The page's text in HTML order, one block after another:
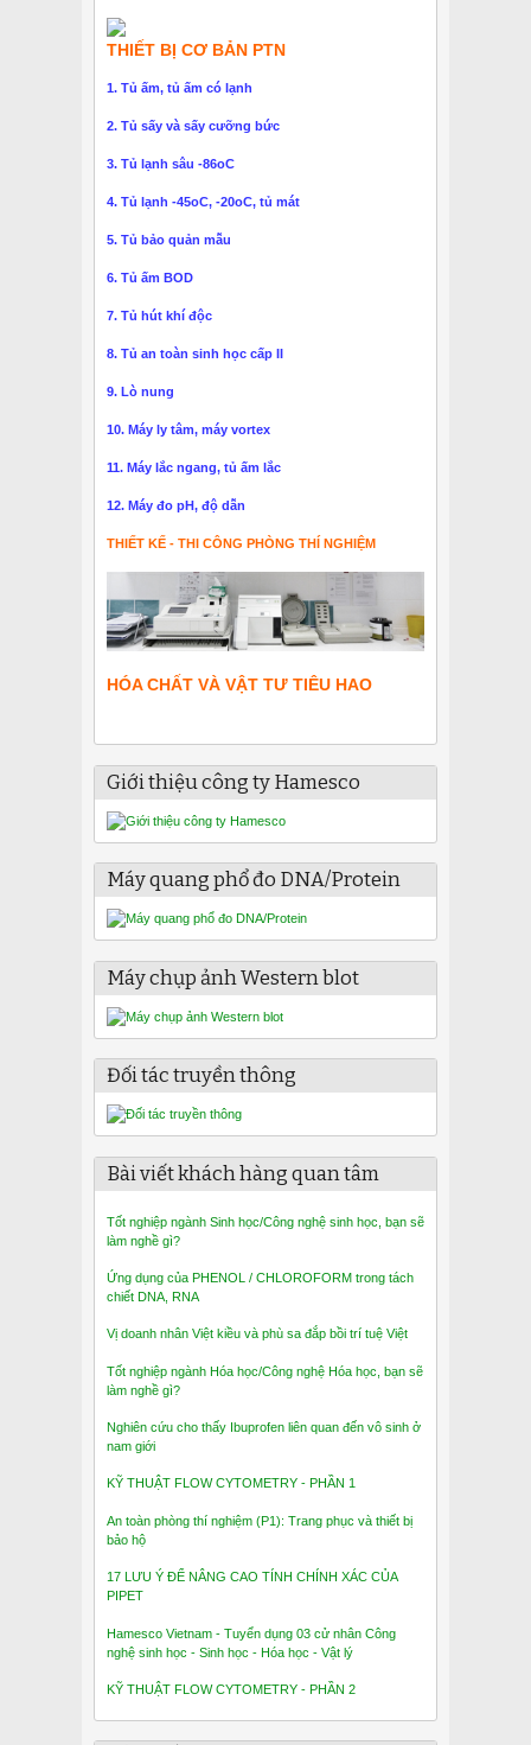
THIẾT BỊ CƠ BẢN PTN
1. Tủ ấm, tủ ấm có lạnh
2. Tủ sấy và sấy cưỡng bức
3. Tủ lạnh sâu -86oC
4. Tủ lạnh -45oC, -20oC, tủ mát
5. Tủ bảo quản mẫu
6. Tủ ấm BOD
7. Tủ hút khí độc
8. Tủ an toàn sinh học cấp II
9. Lò nung
10. Máy ly tâm, máy vortex
11. Máy lắc ngang, tủ ấm lắc
12. Máy đo pH, độ dẫn
THIẾT KẾ - THI CÔNG PHÒNG THÍ NGHIỆM
HÓA CHẤT VÀ VẬT TƯ TIÊU HAO
Giới thiệu công ty Hamesco
Máy quang phổ đo DNA/Protein
Máy chụp ảnh Western blot
Đối tác truyền thông
Bài viết khách hàng quan tâm
Tốt nghiệp ngành Sinh học/Công nghệ sinh học, bạn sẽ
làm nghề gì?
Ứng dụng của PHENOL / CHLOROFORM trong tách
chiết DNA, RNA
Vị doanh nhân Việt kiều và phù sa đắp bồi trí tuệ Việt
Tốt nghiệp ngành Hóa học/Công nghệ Hóa học, bạn sẽ
làm nghề gì?
Nghiên cứu cho thấy Ibuprofen liên quan đến vô sinh ở
nam giới
KỸ THUẬT FLOW CYTOMETRY - PHẦN 1
An toàn phòng thí nghiệm (P1): Trang phục và thiết bị
bảo hộ
17 LƯU Ý ĐỂ NÂNG CAO TÍNH CHÍNH XÁC CỦA
PIPET
Hamesco Vietnam - Tuyển dụng 03 cử nhân Công
nghệ sinh học - Sinh học - Hóa học - Vật lý
KỸ THUẬT FLOW CYTOMETRY - PHẦN 2